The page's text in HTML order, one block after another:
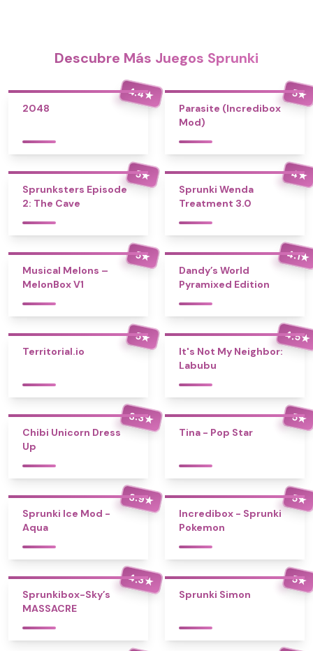
Descubre Más Juegos Sprunki
4.4★
2048
5★
Parasite (Incredibox
Mod)
5★
Sprunksters Episode
2: The Cave
4★
Sprunki Wenda
Treatment 3.0
5★
Musical Melons –
MelonBox V1
4.1★
Dandy’s World
Pyramixed Edition
5★
Territorial.io
4.5★
It's Not My Neighbor:
Labubu
3.3★
Chibi Unicorn Dress
Up
5★
Tina - Pop Star
3.9★
Sprunki Ice Mod -
Aqua
5★
Incredibox - Sprunki
Pokemon
4.3★
Sprunkibox-Sky’s
MASSACRE
5★
Sprunki Simon